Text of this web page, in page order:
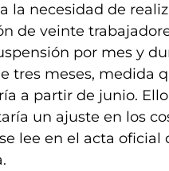
la necesidad de
de veinte
por mes y
tres meses, medida
a partir de junio. Ello
un ajuste en los
lee en el acta oficial